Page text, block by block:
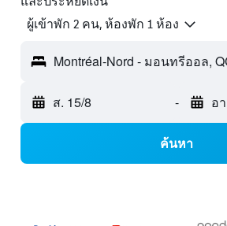
ผู้เข้าพัก 2 คน, ห้องพัก 1 ห้อง
Montréal-Nord - มอนทรีออล,
ส. 15/8 - อ
ค้นหา